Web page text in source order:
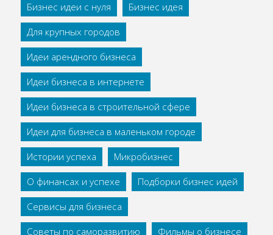
Бизнес идеи с нуля
Бизнес идея
Для крупных городов
Идеи арендного бизнеса
Идеи бизнеса в интернете
Идеи бизнеса в строительной сфере
Идеи для бизнеса в маленьком городе
Истории успеха
Микробизнес
О финансах и успехе
Подборки бизнес идей
Сервисы для бизнеса
Советы по саморазвитию
Фильмы о бизнесе